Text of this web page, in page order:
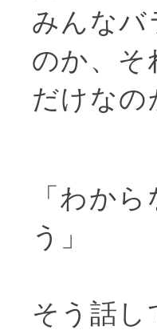
みんな
のか、そ
だけなの
「わか
う」
そう話